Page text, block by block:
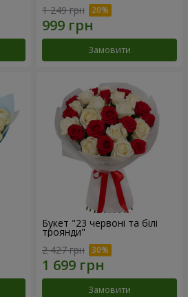
1 249 грн
Замовити
Букет "23 червоні та білі
троянди"
2 427 грн
Замовити